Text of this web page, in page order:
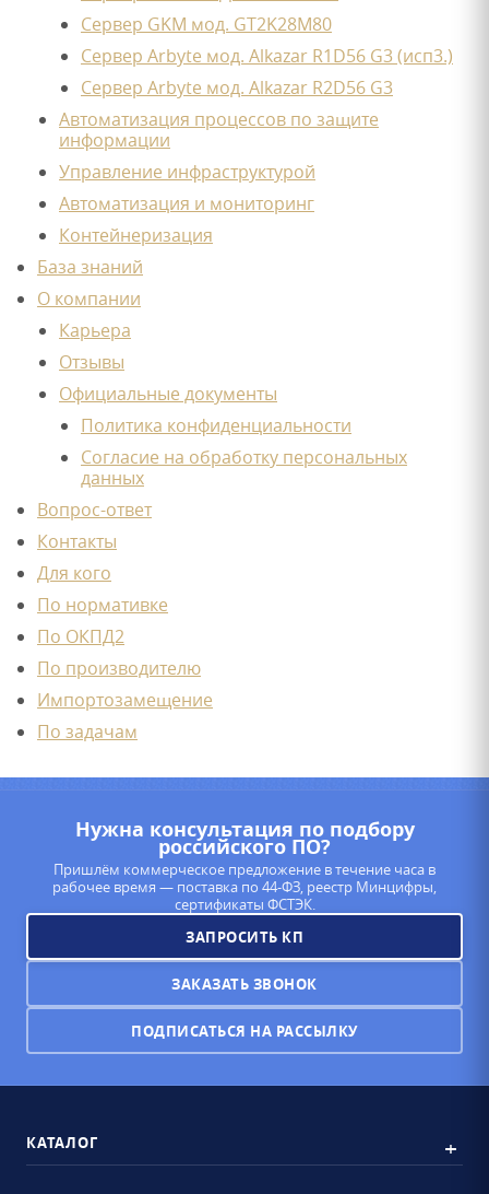
Сервер GKM мод. GT2K28M80
Сервер Arbyte мод. Alkazar R1D56 G3 (исп3.)
Сервер Arbyte мод. Alkazar R2D56 G3
Автоматизация процессов по защите
информации
Управление инфраструктурой
Автоматизация и мониторинг
Контейнеризация
База знаний
О компании
Карьера
Отзывы
Официальные документы
Политика конфиденциальности
Согласие на обработку персональных
данных
Вопрос-ответ
Контакты
Для кого
По нормативке
По ОКПД2
По производителю
Импортозамещение
По задачам
Нужна консультация по подбору
российского ПО?
Пришлём коммерческое предложение в течение часа в
рабочее время — поставка по 44-ФЗ, реестр Минцифры,
сертификаты ФСТЭК.
ЗАПРОСИТЬ КП
ЗАКАЗАТЬ ЗВОНОК
ПОДПИСАТЬСЯ НА РАССЫЛКУ
КАТАЛОГ